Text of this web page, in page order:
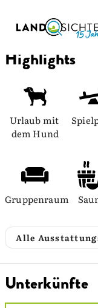
Highlights
Urlaub mit
dem Hund
Gruppenraum
Alle
Unterkünfte